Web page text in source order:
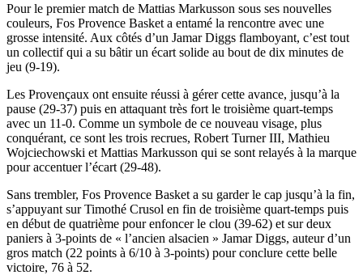
Pour le premier match de Mattias Markusson sous ses nouvelles
couleurs, Fos Provence Basket a entamé la rencontre avec une
grosse intensité. Aux côtés d’un Jamar Diggs flamboyant, c’est tout
un collectif qui a su bâtir un écart solide au bout de dix minutes de
jeu (9-19).
Les Provençaux ont ensuite réussi à gérer cette avance, jusqu’à la
pause (29-37) puis en attaquant très fort le troisième quart-temps
avec un 11-0. Comme un symbole de ce nouveau visage, plus
conquérant, ce sont les trois recrues, Robert Turner III, Mathieu
Wojciechowski et Mattias Markusson qui se sont relayés à la marque
pour accentuer l’écart (29-48).
Sans trembler, Fos Provence Basket a su garder le cap jusqu’à la fin,
s’appuyant sur Timothé Crusol en fin de troisième quart-temps puis
en début de quatrième pour enfoncer le clou (39-62) et sur deux
paniers à 3-points de « l’ancien alsacien » Jamar Diggs, auteur d’un
gros match (22 points à 6/10 à 3-points) pour conclure cette belle
victoire, 76 à 52.